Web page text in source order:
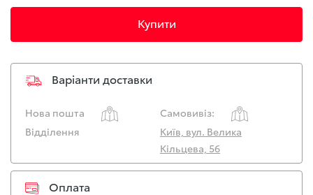
Купити
Варіанти доставки
Нова пошта
Самовивіз:
Відділення
Київ, вул. Велика
Кільцева, 56
Оплата